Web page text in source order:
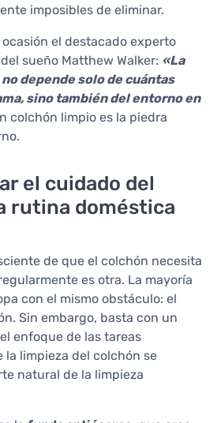
imposibles de eliminar.
el destacado experto
sueño Matthew Walker: «La
depende solo de cuántas
sino también del entorno en
colchón limpio es la piedra
el cuidado del
rutina doméstica
de que el colchón necesita
es otra. La mayoría
con el mismo obstáculo: el
Sin embargo, basta con un
enfoque de las tareas
la limpieza del colchón se
natural de la limpieza